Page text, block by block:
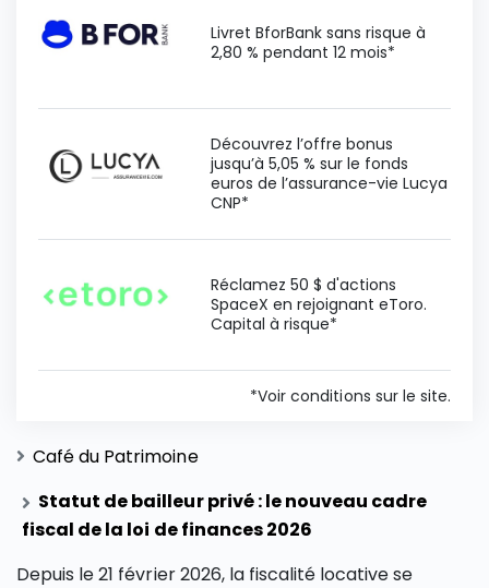
Livret BforBank sans risque à
2,80 % pendant 12 mois*
Découvrez l’offre bonus
jusqu’à 5,05 % sur le fonds
euros de l’assurance-vie Lucya
CNP*
Réclamez 50 $ d'actions
SpaceX en rejoignant eToro.
Capital à risque*
*Voir conditions sur le site.
Café du Patrimoine
Statut de bailleur privé : le nouveau cadre
fiscal de la loi de finances 2026
Depuis le 21 février 2026, la fiscalité locative se